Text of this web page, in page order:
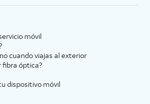
móvil
cuando viajas al exterior
fibra óptica?
dispositivo móvil